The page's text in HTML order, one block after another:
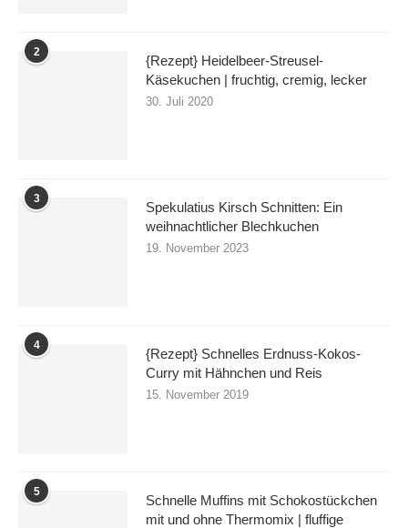
2
{Rezept} Heidelbeer-Streusel-
Käsekuchen | fruchtig, cremig, lecker
30. Juli 2020
3
Spekulatius Kirsch Schnitten: Ein
weihnachtlicher Blechkuchen
19. November 2023
4
{Rezept} Schnelles Erdnuss-Kokos-
Curry mit Hähnchen und Reis
15. November 2019
5
Schnelle Muffins mit Schokostückchen
mit und ohne Thermomix | fluffige